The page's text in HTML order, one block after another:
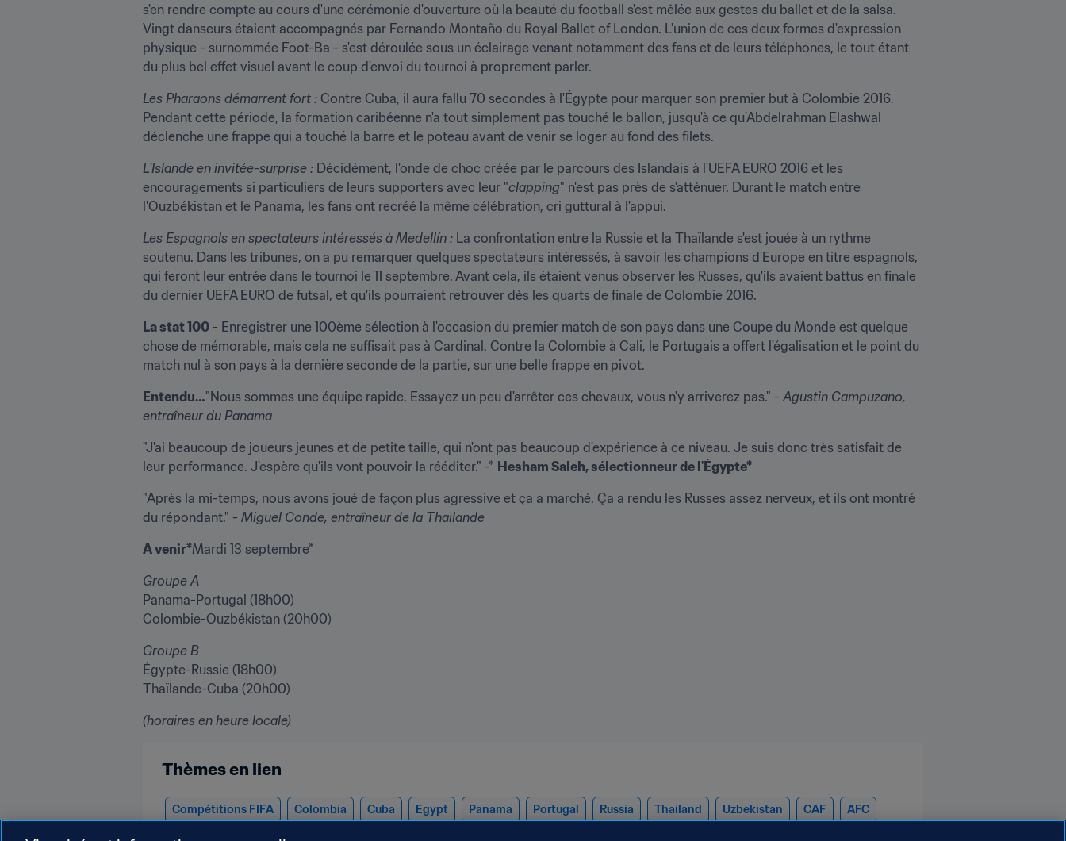
s'en rendre compte au cours d'une cérémonie d'ouverture où la beauté du football s'est mêlée aux gestes du ballet et de la salsa.
Vingt danseurs étaient accompagnés par Fernando Montaño du Royal Ballet of London. L'union de ces deux formes d'expression
physique - surnommée Foot-Ba - s'est déroulée sous un éclairage venant notamment des fans et de leurs téléphones, le tout étant
du plus bel effet visuel avant le coup d'envoi du tournoi à proprement parler.
Les Pharaons démarrent fort : Contre Cuba, il aura fallu 70 secondes à l'Égypte pour marquer son premier but à Colombie 2016.
Pendant cette période, la formation caribéenne n'a tout simplement pas touché le ballon, jusqu'à ce qu'Abdelrahman Elashwal
déclenche une frappe qui a touché la barre et le poteau avant de venir se loger au fond des filets.
L'Islande en invitée-surprise : Décidément, l'onde de choc créée par le parcours des Islandais à l'UEFA EURO 2016 et les
encouragements si particuliers de leurs supporters avec leur "clapping" n'est pas près de s'atténuer. Durant le match entre
l'Ouzbékistan et le Panama, les fans ont recréé la même célébration, cri guttural à l'appui.
Les Espagnols en spectateurs intéressés à Medellín : La confrontation entre la Russie et la Thaïlande s'est jouée à un rythme
soutenu. Dans les tribunes, on a pu remarquer quelques spectateurs intéressés, à savoir les champions d'Europe en titre espagnols,
qui feront leur entrée dans le tournoi le 11 septembre. Avant cela, ils étaient venus observer les Russes, qu'ils avaient battus en finale
du dernier UEFA EURO de futsal, et qu'ils pourraient retrouver dès les quarts de finale de Colombie 2016.
La stat 100 - Enregistrer une 100ème sélection à l'occasion du premier match de son pays dans une Coupe du Monde est quelque
chose de mémorable, mais cela ne suffisait pas à Cardinal. Contre la Colombie à Cali, le Portugais a offert l'égalisation et le point du
match nul à son pays à la dernière seconde de la partie, sur une belle frappe en pivot.
Entendu…"Nous sommes une équipe rapide. Essayez un peu d'arrêter ces chevaux, vous n'y arriverez pas." - Agustin Campuzano,
entraîneur du Panama
"J'ai beaucoup de joueurs jeunes et de petite taille, qui n'ont pas beaucoup d'expérience à ce niveau. Je suis donc très satisfait de
leur performance. J'espère qu'ils vont pouvoir la rééditer." -* Hesham Saleh, sélectionneur de l'Égypte*
"Après la mi-temps, nous avons joué de façon plus agressive et ça a marché. Ça a rendu les Russes assez nerveux, et ils ont montré
du répondant." - Miguel Conde, entraîneur de la Thaïlande
A venir*Mardi 13 septembre*
Panama-Portugal (18h00)
Colombie-Ouzbékistan (20h00)
Groupe B
Égypte-Russie (18h00)
Thaïlande-Cuba (20h00)
(horaires en heure locale)
Thèmes en lien
Compétitions FIFA Colombia Cuba Egypt Panama Portugal Russia Thailand Uzbekistan CAF AFC